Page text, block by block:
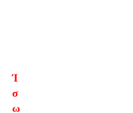
Ί
σ
ω